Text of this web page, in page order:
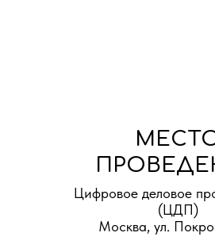
Цифровое деловое
(ЦДП)
Москва, ул.